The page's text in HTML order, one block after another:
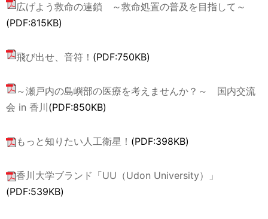
広げよう救命の連鎖 ～救命処置の普及を目指して～
(PDF:815KB)
飛び出せ、音符！ (PDF:750KB)
～瀬戸内の島嶼部の医療を考えませんか？～ 国内交流
会 in 香川 (PDF:850KB)
もっと知りたい人工衛星！ (PDF:398KB)
香川大学ブランド「UU（Udon University）」
(PDF:539KB)